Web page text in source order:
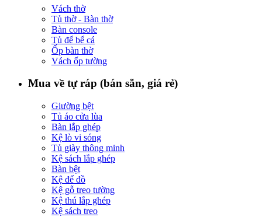
Vách thờ
Tủ thờ - Bàn thờ
Bàn console
Tủ để bể cá
Ốp bàn thờ
Vách ốp tường
Mua về tự ráp (bán sẵn, giá rẻ)
Giường bệt
Tủ áo cửa lùa
Bàn lắp ghép
Kệ lò vi sóng
Tủ giày thông minh
Kệ sách lắp ghép
Bàn bệt
Kệ để đồ
Kệ gỗ treo tường
Kệ thú lắp ghép
Kệ sách treo